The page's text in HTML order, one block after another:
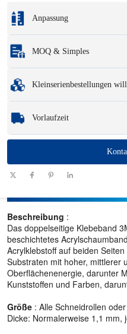
Anpassung
Konstruktionszeichnungen.
MOQ & Simples
Muster: Für verfügbare,
Kleinserienbestellungen
helfen, schnell und effizient die
Vorlaufzeit
101 -
(Tage)
Beschreibung :
Das doppelseitige Klebeband
beschichtetes
Acrylklebstoff auf beiden
Substraten mit hoher, mittlerer
Oberflächenenergie, darunter
Kunststoffen und Farben,
Größe : Alle Schneidrollen
Dicke: Normalerweise 1,1 mm,